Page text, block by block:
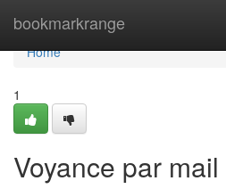
bookmarkrange
Home
Home
1
Voyance par mail